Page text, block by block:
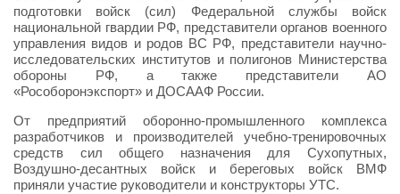
подготовки войск (сил) Федеральной службы войск
национальной гвардии РФ, представители органов военного
управления видов и родов ВС РФ, представители научно-
исследовательских институтов и полигонов Министерства
обороны РФ, а также представители АО
«Рособоронэкспорт» и ДОСААФ России.
От предприятий оборонно-промышленного комплекса
разработчиков и производителей учебно-тренировочных
средств сил общего назначения для Сухопутных,
Воздушно-десантных войск и береговых войск ВМФ
приняли участие руководители и конструкторы УТС.